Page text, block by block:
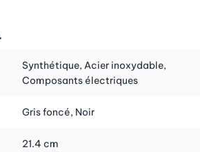
friandises pour vous et vos proches.
glacée
impressionne avec ses 10 programmes
d'une boisson glacée
petit plus qui fait la différence. La
Synthétique, Acier inoxydable,
Composants électriques
Gris foncé, Noir
21.4 cm